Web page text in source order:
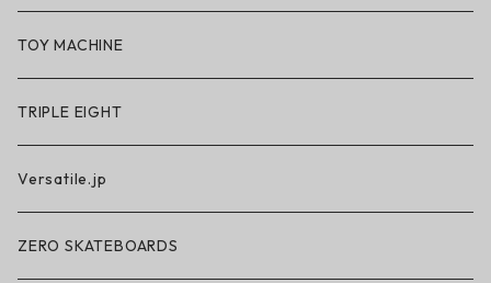
BN3TH × So iLL × ON THE ROAM
TOY MACHINE
TRIPLE EIGHT
Versatile.jp
ZERO SKATEBOARDS